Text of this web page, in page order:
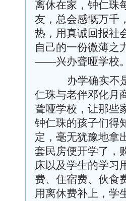
离休在家，钟仁珠
友，总会感慨万千
热，用真诚回报社
自己的一份微薄之
——兴办聋哑学校。
办学确实不是
仁珠与老伴邓化月
聋哑学校，让那些
钟仁珠的孩子们得
定，毫无犹豫地拿
套民房便开学了，
床以及学生的学习
费、住宿费、伙食
用离休费补上，学